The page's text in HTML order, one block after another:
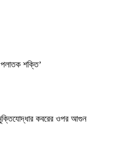
শক্তি’
কবরের ওপর আগুন